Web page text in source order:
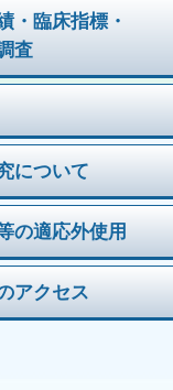
・ 臨床指標・
査
について
の適応外使用
アクセス